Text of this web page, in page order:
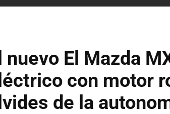
nuevo El Mazda
con motor
de la